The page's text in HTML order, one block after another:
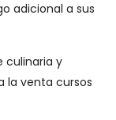
adicional a sus
culinaria y
la venta cursos